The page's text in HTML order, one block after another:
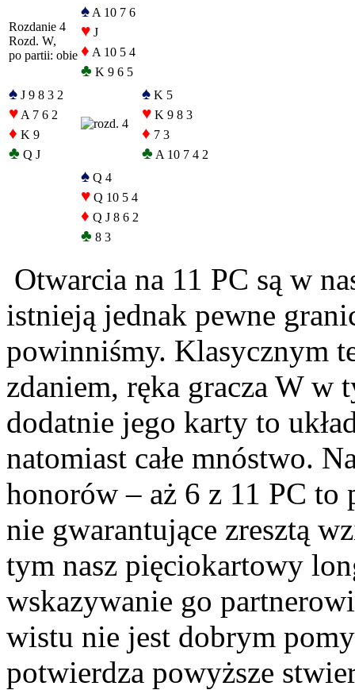
Rozdanie 4
Rozd. W,
po partii: obie
♠ A 10 7 6
♥ J
♦ A 10 5 4
♣ K 9 6 5
♠ J 9 8 3 2
♥ A 7 6 2
♦ K 9
♣ Q J
♠ K 5
♥ K 9 8 3
♦ 7 3
♣ A 10 7 4 2
♠ Q 4
♥ Q 10 5 4
♦ Q J 8 6 2
♣ 8 3
Otwarcia na 11 PC są w
istnieją jednak pewne
powinniśmy. Klasycznym
zdaniem, ręka gracza W w
dodatnie jego karty to
natomiast całe mnóstwo.
honorów – aż 6 z 11 PC
nie gwarantujące zresztą
tym nasz pięciokartowy
wskazywanie go
wistu nie jest dobrym
potwierdza powyższe